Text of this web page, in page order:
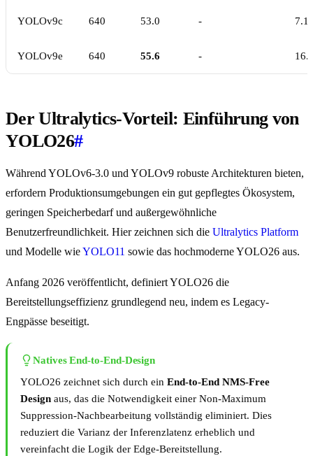
YOLOv9c 640 53.0 -
YOLOv9e 640 55.6 -
Der Ultralytics-Vorteil: Einführung von
YOLO26#
Während YOLOv6-3.0 und YOLOv9 robuste Architekturen bieten,
erfordern Produktionsumgebungen ein gut gepflegtes Ökosystem,
geringen Speicherbedarf und außergewöhnliche
Benutzerfreundlichkeit. Hier zeichnen sich die Ultralytics Platform
und Modelle wieYOLO11 sowie das hochmoderne YOLO26 aus.
Anfang 2026 veröffentlicht, definiert YOLO26 die
Bereitstellungseffizienz grundlegend neu, indem es Legacy-
Engpässe beseitigt.
Natives End-to-End-Design
YOLO26 zeichnet sich durch ein End-to-End NMS-Free
Design aus, das die Notwendigkeit einer Non-Maximum
Suppression-Nachbearbeitung vollständig eliminiert. Dies
reduziert die Varianz der Inferenzlatenz erheblich und
vereinfacht die Logik der Edge-Bereitstellung.